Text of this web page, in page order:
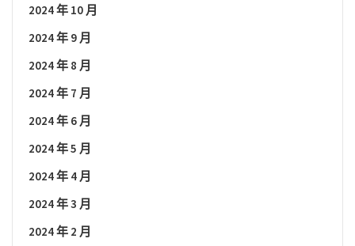
2024 年 10 月
2024 年 9 月
2024 年 8 月
2024 年 7 月
2024 年 6 月
2024 年 5 月
2024 年 4 月
2024 年 3 月
2024 年 2 月